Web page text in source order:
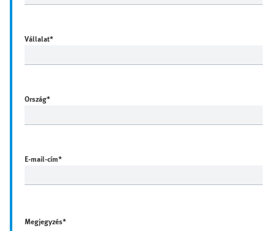
Vállalat*
Ország*
E-mail-cím*
Megjegyzés*